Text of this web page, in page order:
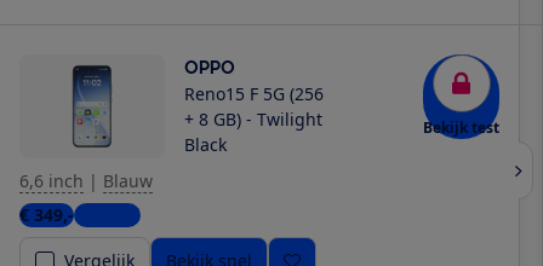
OPPO
Reno15 F 5G (256
+ 8 GB) - Twilight
Black
Bekijk test
6,6 inch | Blauw
€ 349,-1 winkel
Vergelijk
Bekijk snel